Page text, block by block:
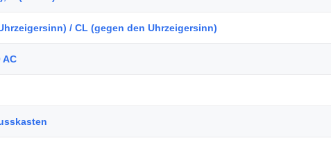
/ CL (gegen den Uhrzeigersinn)
AC